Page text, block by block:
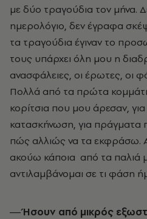
με δύο τραγούδια τον μήνα.
ημερολόγιο, δεν έγραφα
τα τραγούδια έγιναν το
τους υπάρχει όλη μου η
ανασφάλειες, οι έρωτες, οι
Πολλά από τα πρώτα
κορίτσια που μου άρεσαν,
κατασκήνωση, για πράγματα
πώς αλλιώς να τα εκφράσω.
ακούω κάποια από τα παλιά
αντιλαμβάνομαι σε τι φάση
― Ήσουν από μικρός